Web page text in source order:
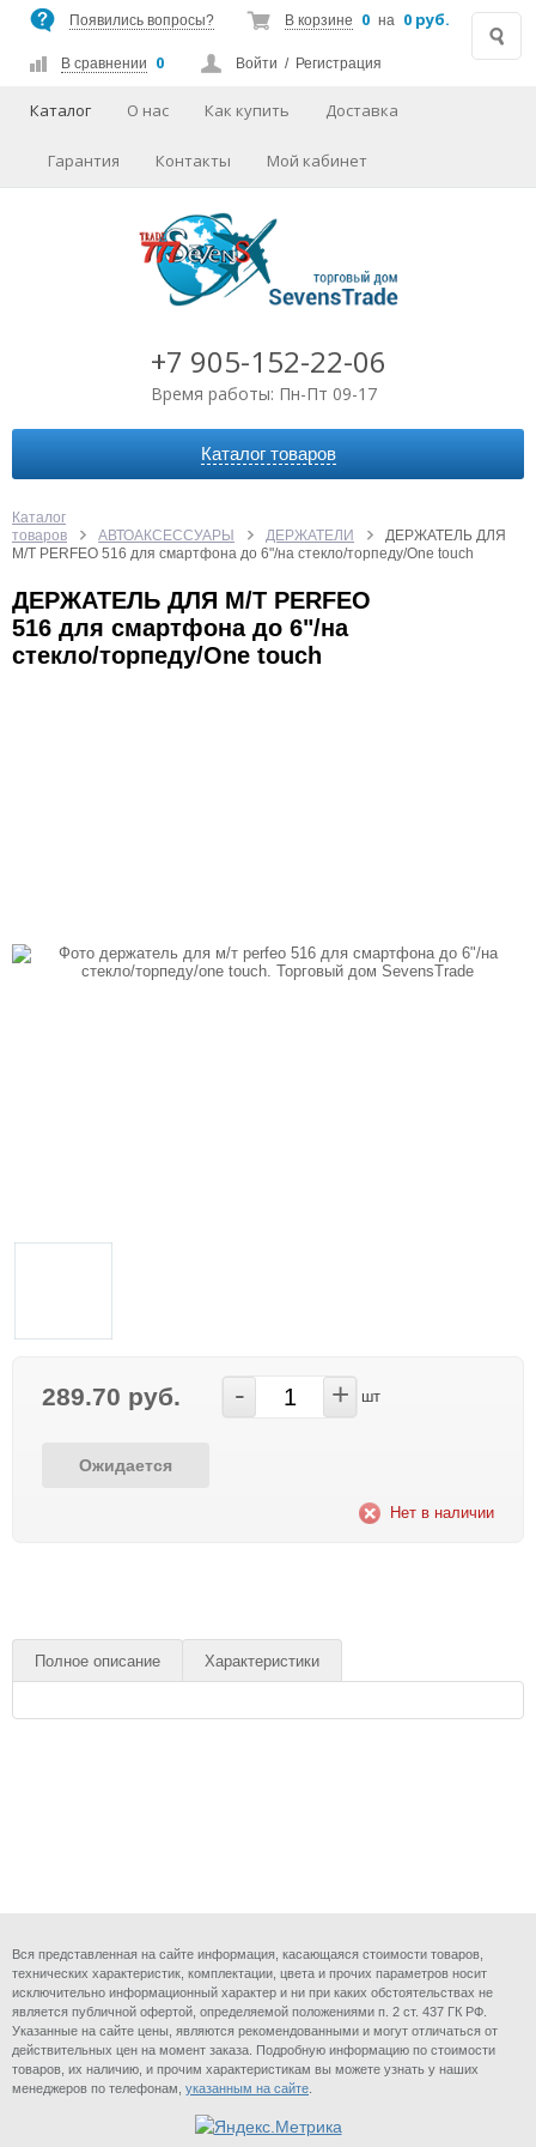
Появились вопросы? В корзине 0 на 0 руб.
В сравнении 0 Войти / Регистрация
Каталог О нас Как купить Доставка
Гарантия Контакты Мой кабинет
+7 905-152-22-06
Время работы: Пн-Пт 09-17
Каталог товаров
БЫТОВАЯ ТЕХНИКА ИГРУШКИ КАЛЬКУЛЯТОРЫ
КАНЦТОВАРЫ КРАСОТА И ЗДОРОВЬЕ
ОТДЫХ И СПОРТ ТВ ШОП
ТОВАРЫ ДЛЯ КОМПЬЮТЕРОВ И ТЕЛЕФОНОВ
Каталог
товаров
АВТОАКСЕССУАРЫ ДЕРЖАТЕЛИ
ДЕРЖАТЕЛЬ ДЛЯ
М/Т PERFEO 516 для смартфона до 6"/на стекло/торпеду/One touch
ДЕРЖАТЕЛЬ ДЛЯ М/Т PERFEO
516 для смартфона до 6"/на
стекло/торпеду/One touch
289.70 руб. - + шт
Ожидается
Нет в наличии
Полное описание Характеристики
Вся представленная на сайте информация, касающаяся стоимости товаров,
технических характеристик, комплектации, цвета и прочих параметров носит
исключительно информационный характер и ни при каких обстоятельствах не
является публичной офертой, определяемой положениями п. 2 ст. 437 ГК РФ.
Указанные на сайте цены, являются рекомендованными и могут отличаться от
действительных цен на момент заказа. Подробную информацию по стоимости
товаров, их наличию, и прочим характеристикам вы можете узнать у наших
менеджеров по телефонам, указанным на сайте